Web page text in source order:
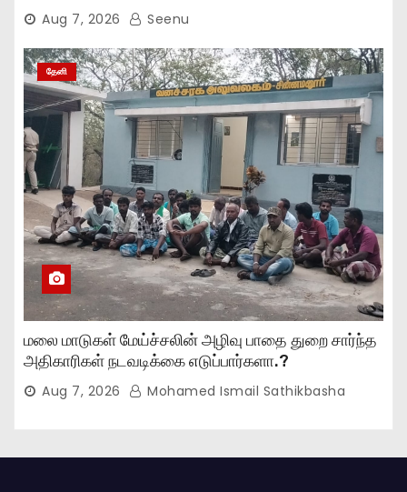
Aug 7, 2026 Seenu
தேனி
மலை மாடுகள் மேய்ச்சலின் அழிவு பாதை துறை சார்ந்த
அதிகாரிகள் நடவடிக்கை எடுப்பார்களா.?
Aug 7, 2026 Mohamed Ismail Sathikbasha